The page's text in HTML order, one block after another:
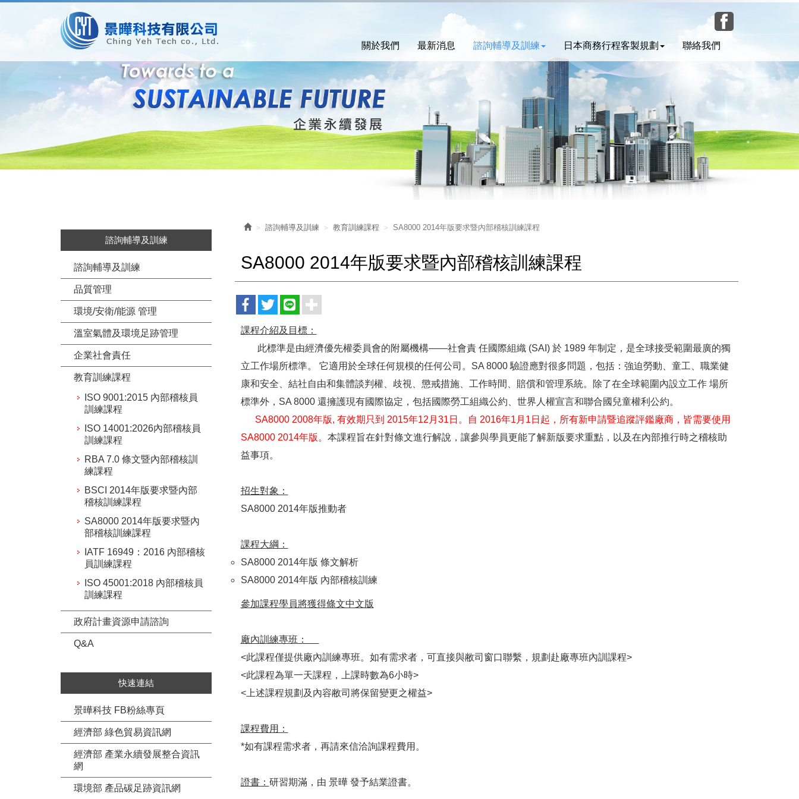
關於我們 最新消息 諮詢輔導及訓練 日本商務行程客製規劃 聯絡我們
諮詢輔導及訓練
諮詢輔導及訓練
品質管理
環境/安衛/能源 管理
溫室氣體及環境足跡管理
企業社會責任
教育訓練課程
ISO 9001:2015 內部稽核員
訓練課程
ISO 14001:2026內部稽核員
訓練課程
RBA 7.0 條文暨內部稽核訓
練課程
BSCI 2014年版要求暨內部
稽核訓練課程
SA8000 2014年版要求暨內
部稽核訓練課程
IATF 16949：2016 內部稽核
員訓練課程
ISO 45001:2018 內部稽核員
訓練課程
政府計畫資源申請諮詢
Q&A
快速連結
景曄科技 FB粉絲專頁
經濟部 綠色貿易資訊網
經濟部 產業永續發展整合資訊
網
環境部 產品碳足跡資訊網
諮詢輔導及訓練 教育訓練課程 SA8000 2014年版要求暨內部稽核訓練課程
SA8000 2014年版要求暨內部稽核訓練課程
課程介紹及目標：
此標準是由經濟優先權委員會的附屬機構——社會責 任國際組織 (SAI) 於 1989 年制定，是全球接受範圍最廣的獨
立工作場所標準。 它適用於全球任何規模的任何公司。SA 8000 驗證應對很多問題，包括：強迫勞動、童工、職業健
康和安全、結社自由和集體談判權、歧視、懲戒措施、工作時間、賠償和管理系統。除了在全球範圍內設立工作 場所
標準外，SA 8000 還擁護現有國際協定，包括國際勞工組織公約、世界人權宣言和聯合國兒童權利公約。
SA8000 2008年版, 有效期只到 2015年12月31日。自 2016年1月1日起，所有新申請暨追蹤評鑑廠商，皆需要使用
SA8000 2014年版。 本課程旨在針對條文進行解說，讓參與學員更能了解新版要求重點，以及在內部推行時之稽核助
益事項。
招生對象：
SA8000 2014年版推動者
課程大綱：
SA80002014年版 條文解析
SA8000 2014年版 內部稽核訓練
參加課程學員將獲得條文中文版
廠內訓練專班：
<此課程僅提供廠內訓練專班。如有需求者，可直接與敝司窗口聯繫，規劃赴廠專班內訓課程>
<此課程為單一天課程，上課時數為6小時>
<上述課程規劃及內容敝司將保留變更之權益>
課程費用：
*如有課程需求者，再請來信洽詢課程費用。
證書： 研習期滿，由 景曄 發予結業證書。